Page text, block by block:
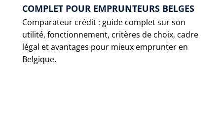
COMPLET POUR EMPRUNTEURS BELGES
Comparateur crédit : guide complet sur son
utilité, fonctionnement, critères de choix, cadre
légal et avantages pour mieux emprunter en
Belgique.